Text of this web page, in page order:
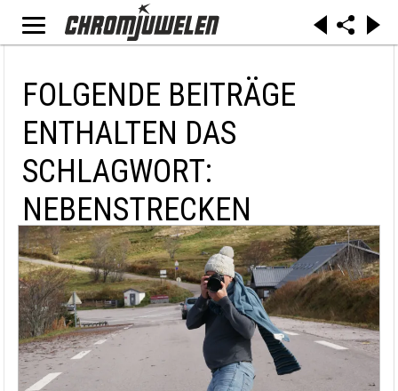
FOLGENDE BEITRÄGE
ENTHALTEN DAS
SCHLAGWORT:
NEBENSTRECKEN